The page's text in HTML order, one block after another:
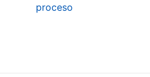
proceso